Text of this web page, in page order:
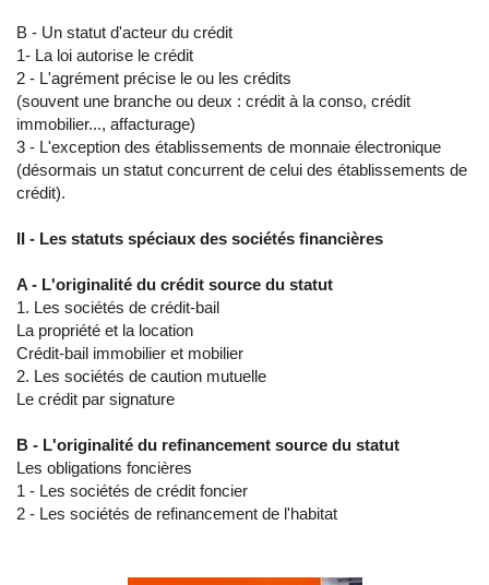
B - Un statut d'acteur du crédit
1- La loi autorise le crédit
2 - L'agrément précise le ou les crédits
(souvent une branche ou deux : crédit à la conso, crédit
immobilier..., affacturage)
3 - L'exception des établissements de monnaie électronique
(désormais un statut concurrent de celui des établissements de
crédit).
II - Les statuts spéciaux des sociétés financières
A - L'originalité du crédit source du statut
1. Les sociétés de crédit-bail
La propriété et la location
Crédit-bail immobilier et mobilier
2. Les sociétés de caution mutuelle
Le crédit par signature
B - L'originalité du refinancement source du statut
Les obligations foncières
1 - Les sociétés de crédit foncier
2 - Les sociétés de refinancement de l'habitat